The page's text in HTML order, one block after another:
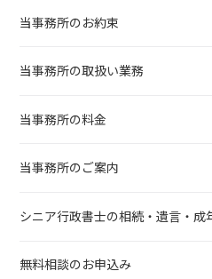
当事務所のお約束
当事務所の取扱い業務
当事務所の料金
当事務所のご案内
シニア行政書士の相続・遺言・成
無料相談のお申込み